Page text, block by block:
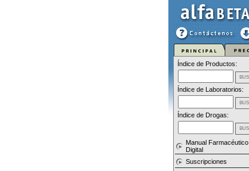
Índice de Productos:
Índice de Laboratorios:
Índice de Drogas:
Manual Farmacéutico
Digital
Suscripciones